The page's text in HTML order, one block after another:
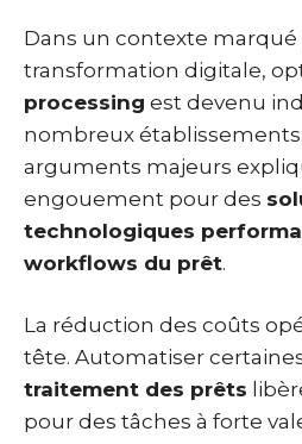
Dans un contexte marqué
transformation digitale,
processing est devenu
nombreux
arguments majeurs
engouement pour des
technologiques
workflows du prêt.
La réduction des coûts
tête. Automatiser
traitement des prêts
pour des tâches à forte